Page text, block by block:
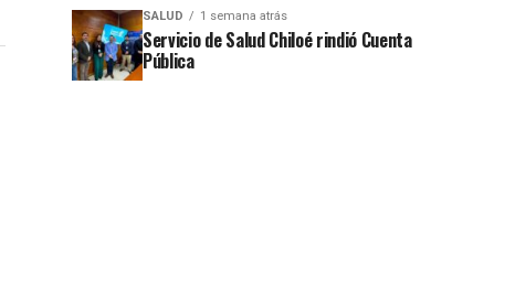
SALUD 1 semana atrás
Servicio de Salud Chiloé rindió Cuenta
Pública